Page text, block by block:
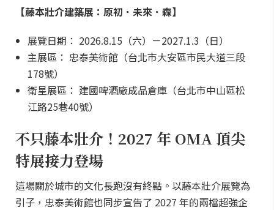
【藤本壯介建築展：原初．未來．森】
展覽日期： 2026.8.15（六）－2027.1.3（日）
主展區： 忠泰美術館（台北市大安區市民大道三段
178號）
衛星展區： 建國啤酒廠成品倉庫（台北市中山區松
江路25巷40號）
不只藤本壯介！2027 年 OMA 頂尖
特展接力登場
這場關於城市的文化長跑沒有終點。以藤本壯介展覽為
引子，忠泰美術館也同步宣告了 2027 年的兩檔超強企